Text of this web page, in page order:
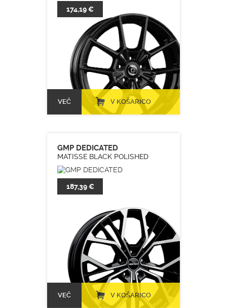
174,19 €
VEČ V KOŠARICO
GMP DEDICATED
MATISSE BLACK POLISHED
187,39 €
VEČ V KOŠARICO